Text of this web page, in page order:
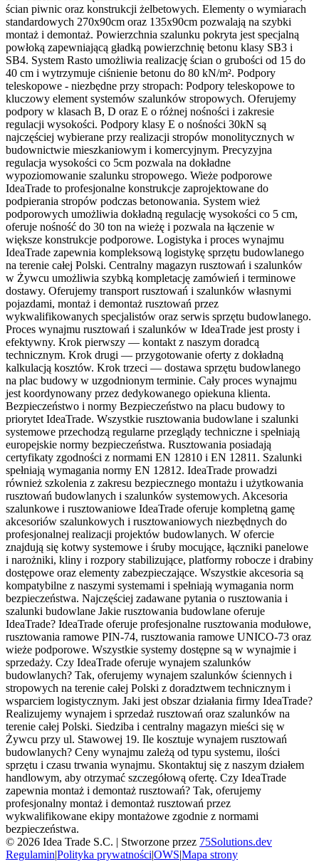
ścian piwnic oraz konstrukcji żelbetowych. Elementy o wymiarach
standardowych 270x90cm oraz 135x90cm pozwalają na szybki
montaż i demontaż. Powierzchnia szalunku pokryta jest specjalną
powłoką zapewniającą gładką powierzchnię betonu klasy SB3 i
SB4. System Rasto umożliwia realizację ścian o grubości od 15 do
40 cm i wytrzymuje ciśnienie betonu do 80 kN/m². Podpory
teleskopowe - niezbędne przy stropach: Podpory teleskopowe to
kluczowy element systemów szalunków stropowych. Oferujemy
podpory w klasach B, D oraz E o różnej nośności i zakresie
regulacji wysokości. Podpory klasy E o nośności 30kN są
najczęściej wybierane przy realizacji stropów monolitycznych w
budownictwie mieszkaniowym i komercyjnym. Precyzyjna
regulacja wysokości co 5cm pozwala na dokładne
wypoziomowanie szalunku stropowego. Wieże podporowe
IdeaTrade to profesjonalne konstrukcje zaprojektowane do
podpierania stropów podczas betonowania. System wież
podporowych umożliwia dokładną regulację wysokości co 5 cm,
oferuje nośność do 30 ton na wieżę i pozwala na łączenie w
większe konstrukcje podporowe. Logistyka i proces wynajmu
IdeaTrade zapewnia kompleksową logistykę sprzętu budowlanego
na terenie całej Polski. Centralny magazyn rusztowań i szalunków
w Żywcu umożliwia szybką kompletację zamówień i terminowe
dostawy. Oferujemy transport rusztowań i szalunków własnymi
pojazdami, montaż i demontaż rusztowań przez
wykwalifikowanych specjalistów oraz serwis sprzętu budowlanego.
Proces wynajmu rusztowań i szalunków w IdeaTrade jest prosty i
efektywny. Krok pierwszy — kontakt z naszym doradcą
technicznym. Krok drugi — przygotowanie oferty z dokładną
kalkulacją kosztów. Krok trzeci — dostawa sprzętu budowlanego
na plac budowy w uzgodnionym terminie. Cały proces wynajmu
jest koordynowany przez dedykowanego opiekuna klienta.
Bezpieczeństwo i normy Bezpieczeństwo na placu budowy to
priorytet IdeaTrade. Wszystkie rusztowania budowlane i szalunki
systemowe przechodzą regularne przeglądy techniczne i spełniają
europejskie normy bezpieczeństwa. Rusztowania posiadają
certyfikaty zgodności z normami EN 12810 i EN 12811. Szalunki
spełniają wymagania normy EN 12812. IdeaTrade prowadzi
również szkolenia z zakresu bezpiecznego montażu i użytkowania
rusztowań budowlanych i szalunków systemowych. Akcesoria
szalunkowe i rusztowaniowe IdeaTrade oferuje kompletną gamę
akcesoriów szalunkowych i rusztowaniowych niezbędnych do
profesjonalnej realizacji projektów budowlanych. W ofercie
znajdują się kotwy systemowe i śruby mocujące, łączniki panelowe
i narożniki, kliny i rozpory stabilizujące, platformy robocze i drabiny
dostępowe oraz elementy zabezpieczające. Wszystkie akcesoria są
kompatybilne z naszymi systemami i spełniają wymagania norm
bezpieczeństwa. Najczęściej zadawane pytania o rusztowania i
szalunki budowlane Jakie rusztowania budowlane oferuje
IdeaTrade? IdeaTrade oferuje profesjonalne rusztowania modułowe,
rusztowania ramowe PIN-74, rusztowania ramowe UNICO-73 oraz
wieże podporowe. Wszystkie systemy dostępne są w wynajmie i
sprzedaży. Czy IdeaTrade oferuje wynajem szalunków
budowlanych? Tak, oferujemy wynajem szalunków ściennych i
stropowych na terenie całej Polski z doradztwem technicznym i
wsparciem logistycznym. Jaki jest obszar działania firmy IdeaTrade?
Realizujemy wynajem i sprzedaż rusztowań oraz szalunków na
terenie całej Polski. Siedziba i centralny magazyn mieści się w
Żywcu przy ul. Stawowej 19. Ile kosztuje wynajem rusztowań
budowlanych? Ceny wynajmu zależą od typu systemu, ilości
sprzętu i czasu trwania wynajmu. Skontaktuj się z naszym działem
handlowym, aby otrzymać szczegółową ofertę. Czy IdeaTrade
zapewnia montaż i demontaż rusztowań? Tak, oferujemy
profesjonalny montaż i demontaż rusztowań przez
wykwalifikowane ekipy montażowe zgodnie z normami
bezpieczeństwa.
© 2026 Idea Trade S.C. | Stworzone przez 75Solutions.dev
Regulamin|Polityka prywatności|OWS|Mapa strony